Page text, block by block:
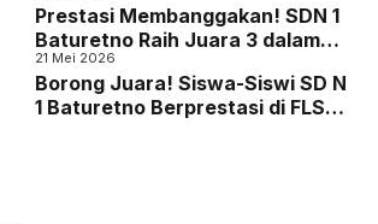
Prestasi Membanggakan! SDN 1
Baturetno Raih Juara 3 dalam
Turnamen Voli Tambora Cup
21 Mei 2026
Borong Juara! Siswa-Siswi SD N
1 Baturetno Berprestasi di FLS2N